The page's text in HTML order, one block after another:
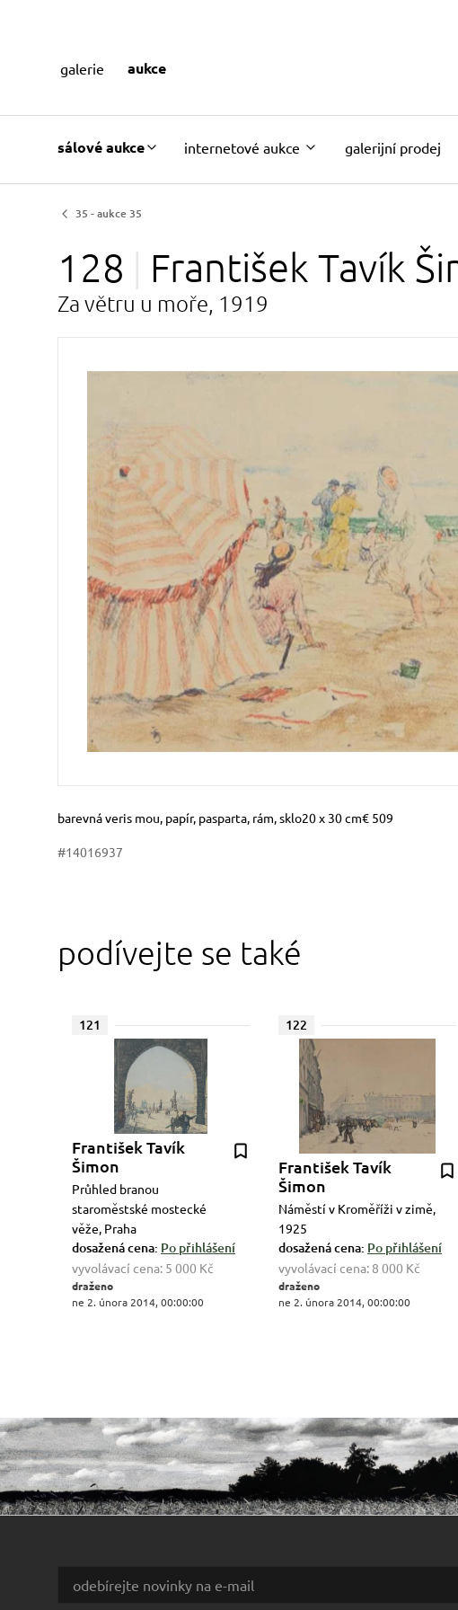
sálové aukce internetové aukce galerijní prodej
galerie aukce
35 - aukce 35
128 František Tavík
Za větru u moře, 1919
Rozměry
Stručný popis předmětu
barevná veris mou, papír, pasparta, rám, sklo20 x 30 cm€ 509
#14016937
podívejte se také
121
František Tavík
Šimon
Průhled branou
staroměstské mostecké
věže, Praha
dosažená cena: Po přihlášení
vyvolávací cena: 5 000 Kč
draženo
ne 2. února 2014, 00:00:00
122
František Tavík
Šimon
Náměstí v Kroměříži v zimě,
1925
dosažená cena: Po přihlášení
vyvolávací cena: 8 000 Kč
draženo
ne 2. února 2014, 00:00:00